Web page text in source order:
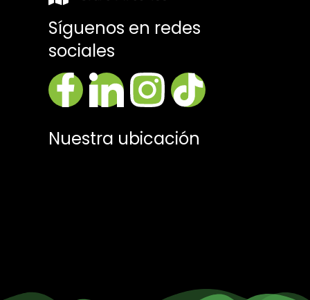
Síguenos en redes
sociales
Nuestra ubicación